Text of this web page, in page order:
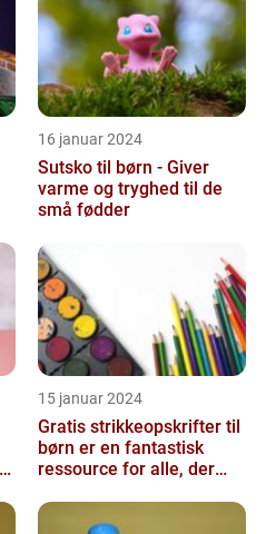
16 januar 2024
Sutsko til børn - Giver
varme og tryghed til de
små fødder
15 januar 2024
Gratis strikkeopskrifter til
børn er en fantastisk
ressource for alle, der